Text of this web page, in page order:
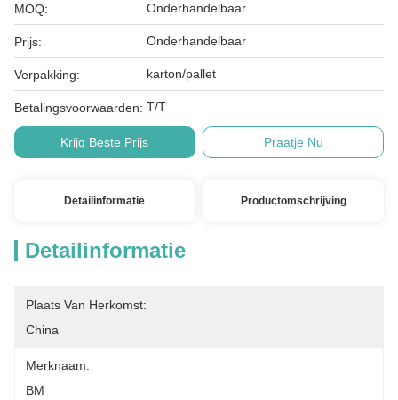
MOQ: Onderhandelbaar
Prijs: Onderhandelbaar
Verpakking: karton/pallet
Betalingsvoorwaarden: T/T
Krijg Beste Prijs Praatje Nu
Detailinformatie Productomschrijving
Detailinformatie
Plaats Van Herkomst:
China
Merknaam:
BM